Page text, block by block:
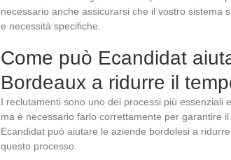
necessario anche assicurarsi che il vostro sistema
e necessità specifiche.
Come può Ecandidat
Bordeaux a ridurre il
I reclutamenti sono uno dei processi più essenziali
ma è necessario farlo correttamente per garantire
Ecandidat può aiutare le aziende bordolesi a
questo processo.